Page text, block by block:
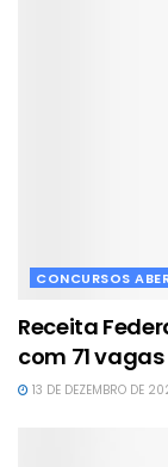
CONCURSOS
Receita
com 71
13 DE DEZEMBRO DE